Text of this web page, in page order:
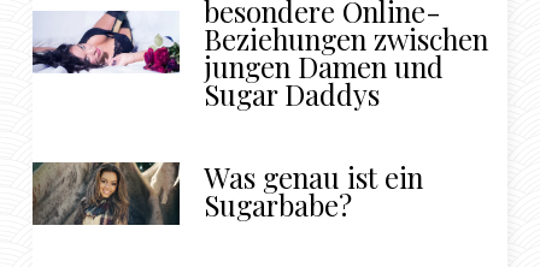
besondere Online-
Beziehungen zwischen
jungen Damen und
Sugar Daddys
Was genau ist ein
Sugarbabe?